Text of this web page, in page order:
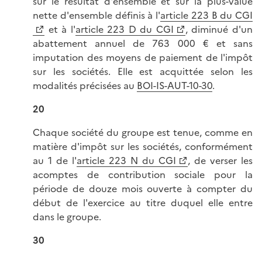
nette d'ensemble définis à l'article 223 B du CGI
et à l'article 223 D du CGI
, diminué d'un
abattement annuel de 763 000 € et sans
imputation des moyens de paiement de l'impôt
sur les sociétés. Elle est acquittée selon les
modalités précisées au BOI-IS-AUT-10-30.
20
Chaque société du groupe est tenue, comme en
matière d'impôt sur les sociétés, conformément
au 1 de l'article 223 N du CGI
, de verser les
acomptes de contribution sociale pour la
période de douze mois ouverte à compter du
début de l'exercice au titre duquel elle entre
dans le groupe.
30